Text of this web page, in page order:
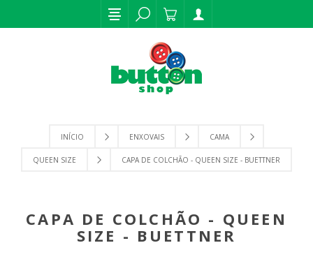
INÍCIO ENXOVAIS CAMA
QUEEN SIZE CAPA DE COLCHÃO - QUEEN SIZE - BUETTNER
CAPA DE COLCHÃO - QUEEN
SIZE - BUETTNER